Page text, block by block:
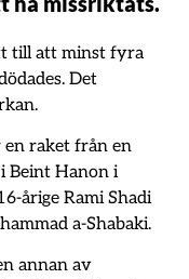
till att minst fyra
Det
raket från en
Beint Hanon i
årige Rami Shadi
a-Shabaki.
annan av